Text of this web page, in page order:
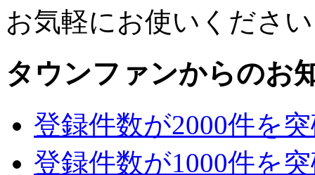
お気軽にお使いくださ
タウンファンからのお
登録件数が2000件を
登録件数が1000件を